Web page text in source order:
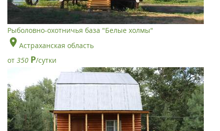
Рыболовно-охотничья база "Белые холмы"
Астраханская область
от 350 Р/сутки